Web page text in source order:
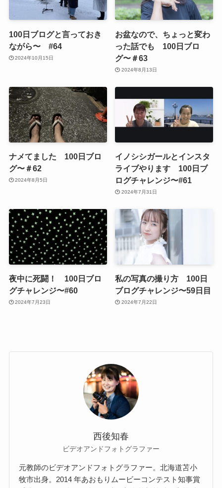
100日ブログと言っておき
ながら〜 #64
2024年10月15日
お盆なので、ちょっと変わ
った話でも 100日ブロ
グ〜＃63
2024年8月13日
ナメてました 100日ブロ
グ〜＃62
2024年8月5日
イノシシガールとインスタ
ライブやります 100日ブ
ログチャレンジ〜#61
2024年7月31日
夜中に死闘！ 100日ブロ
グチャレンジ〜#60
2024年7月23日
私の写真の撮り方 100日
ブログチャレンジ〜59日目
2024年7月22日
西後知春
ビデオアンドフォトグラファー
元教師のビデオアンドフォトグラファー。北海道苫⼩
牧市出⾝。2014 年あおもりムービーコンテスト知事賞